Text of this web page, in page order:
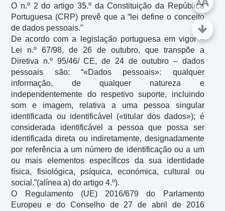
O n.º 2 do artigo 35.º da Constituição da República
Portuguesa (CRP) prevê que a “lei define o conceito
de dados pessoais.”
De acordo com a legislação portuguesa em vigor –
Lei n.º 67/98, de 26 de outubro, que transpõe a
Diretiva n.º 95/46/ CE, de 24 de outubro – dados
pessoais são: “«Dados pessoais»: qualquer
informação, de qualquer natureza e
independentemente do respetivo suporte, incluindo
som e imagem, relativa a uma pessoa singular
identificada ou identificável («titular dos dados»); é
considerada identificável a pessoa que possa ser
identificada direta ou indiretamente, designadamente
por referência a um número de identificação ou a um
ou mais elementos específicos da sua identidade
física, fisiológica, psíquica, económica, cultural ou
social.”(alínea a) do artigo 4.º).
O Regulamento (UE) 2016/679 do Parlamento
Europeu e do Conselho de 27 de abril de 2016
A